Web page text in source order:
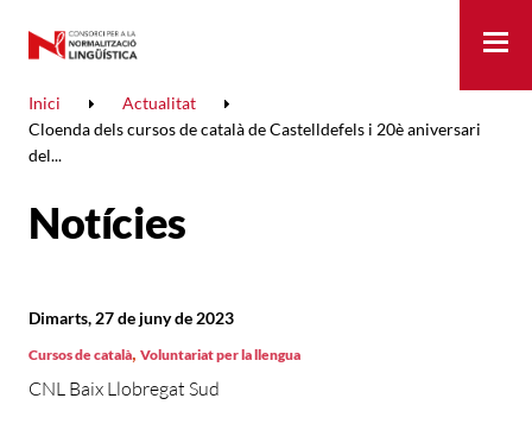
Inici
Actualitat
Cloenda dels cursos de català de Castelldefels i 20è aniversari
del...
Notícies
CNL Baix Llobregat Sud
Dimarts, 27 de juny de 2023
Cursos de català, Voluntariat per la llengua